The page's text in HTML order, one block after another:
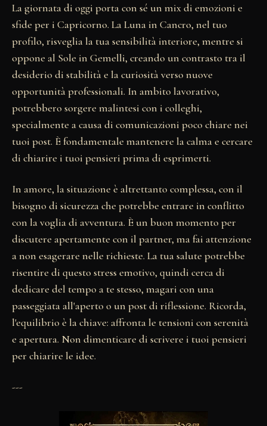
La giornata di oggi porta con sé un mix di emozioni e
sfide per i Capricorno. La Luna in Cancro, nel tuo
profilo, risveglia la tua sensibilità interiore, mentre si
oppone al Sole in Gemelli, creando un contrasto tra il
desiderio di stabilità e la curiosità verso nuove
opportunità professionali. In ambito lavorativo,
potrebbero sorgere malintesi con i colleghi,
specialmente a causa di comunicazioni poco chiare nei
tuoi post. È fondamentale mantenere la calma e cercare
di chiarire i tuoi pensieri prima di esprimerti.
In amore, la situazione è altrettanto complessa, con il
bisogno di sicurezza che potrebbe entrare in conflitto
con la voglia di avventura. È un buon momento per
discutere apertamente con il partner, ma fai attenzione
a non esagerare nelle richieste. La tua salute potrebbe
risentire di questo stress emotivo, quindi cerca di
dedicare del tempo a te stesso, magari con una
passeggiata all'aperto o un post di riflessione. Ricorda,
l'equilibrio è la chiave: affronta le tensioni con serenità
e apertura. Non dimenticare di scrivere i tuoi pensieri
per chiarire le idee.
---